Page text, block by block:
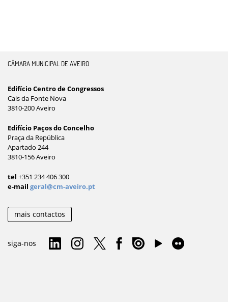
CÂMARA MUNICIPAL DE AVEIRO
Edifício Centro de Congressos
Cais da Fonte Nova
3810-200 Aveiro
Edifício Paços do Concelho
Praça da República
Apartado 244
3810-156 Aveiro
tel +351 234 406 300
e-mail geral@cm-aveiro.pt
mais contactos
siga-nos